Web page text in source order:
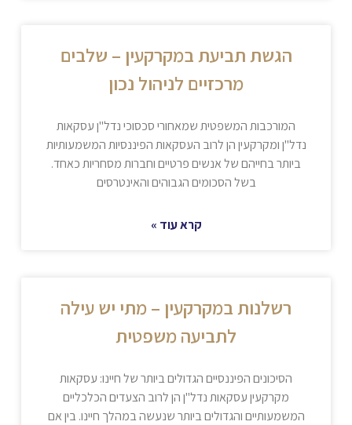
הגשת תביעת במקרקעין – שלבים
מרכזיים לניהול נכון
המורכבות המשפטית שמאחורי סכסוכי נדל"ן עסקאות
נדל"ן ומקרקעין הן לרוב העסקאות הפיננסיות המשמעותיות
ביותר בחייהם של אנשים פרטיים וחברות מסחריות כאחד.
בשל הסכומים הגבוהים והאינטרסים
קרא עוד »
רשלנות במקרקעין – מתי יש עילה
לתביעה משפטית
הסיכונים הפיננסיים הגדולים ביותר של חיינו: עסקאות
מקרקעין עסקאות נדל"ן הן לרוב הצעדים הכלכליים
המשמעותיים והגדולים ביותר שנעשה במהלך חיינו. בין אם